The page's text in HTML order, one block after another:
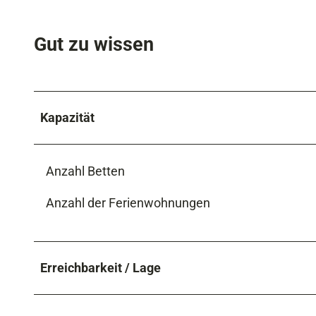
Gut zu wissen
Kapazität
Anzahl Betten
Anzahl der Ferienwohnungen
Erreichbarkeit / Lage